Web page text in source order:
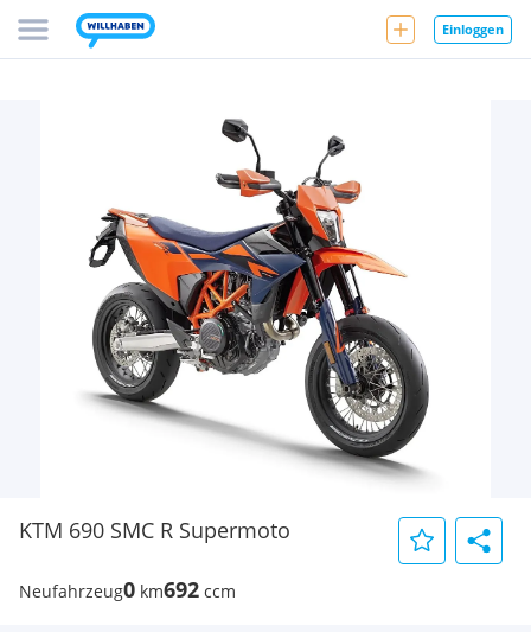
Einloggen
KTM 690 SMC R Supermoto
Neufahrzeug0 km692 ccm